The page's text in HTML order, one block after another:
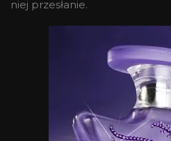
niej przesłanie.